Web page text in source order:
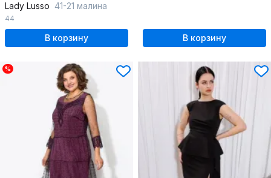
Lady Lusso 41-21 малина
44
В корзину В корзину
%